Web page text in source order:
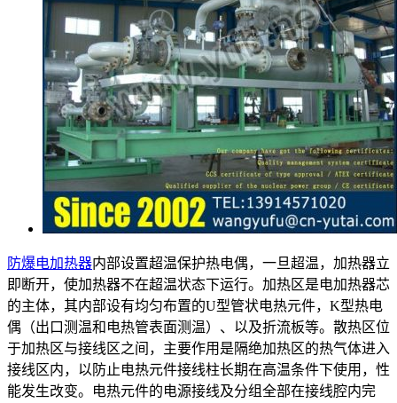
防爆电加热器内部设置超温保护热电偶，一旦超温，加热器立
即断开，使加热器不在超温状态下运行。加热区是电加热器芯
的主体，其内部设有均匀布置的U型管状电热元件，K型热电
偶（出口测温和电热管表面测温）、以及折流板等。散热区位
于加热区与接线区之间，主要作用是隔绝加热区的热气体进入
接线区内，以防止电热元件接线柱长期在高温条件下使用，性
能发生改变。电热元件的电源接线及分组全部在接线腔内完